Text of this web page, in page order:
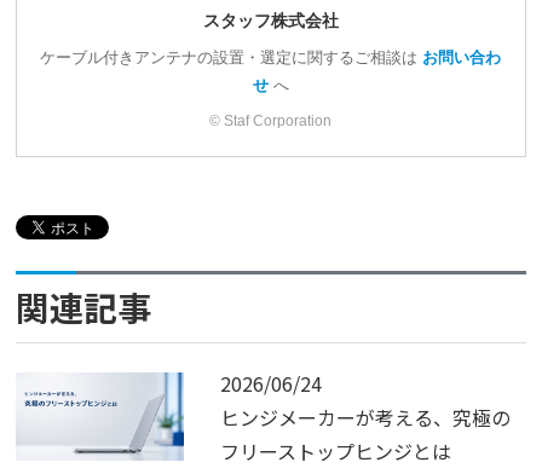
スタッフ株式会社
ケーブル付きアンテナの設置・選定に関するご相談は お問い合わ
せへ
© Staf Corporation
関連記事
2026/06/24
ヒンジメーカーが考える、究極の
フリーストップヒンジとは